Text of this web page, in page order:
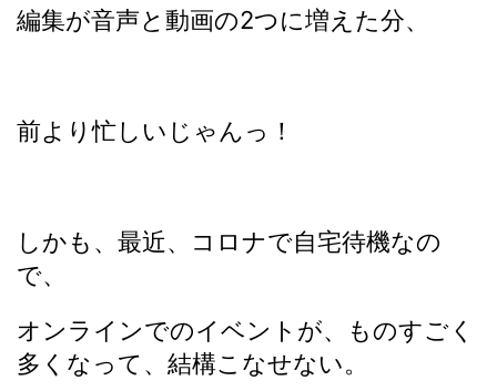
編集が音声と動画の2つに増えた分、
前より忙しいじゃんっ！
しかも、最近、コロナで自宅待機なの
で、
オンラインでのイベントが、ものすごく
多くなって、結構こなせない。